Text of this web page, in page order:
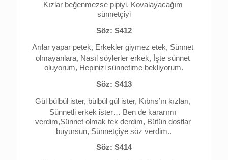
Kızlar beğenmezse pipiyi, Kovalayacağım
sünnetçiyi
Söz: S412
Arılar yapar petek, Erkekler giymez etek, Sünnet
olmayanlara, Nasıl söylerler erkek, İşte sünnet
oluyorum, Hepinizi sünnetime bekliyorum.
Söz: S413
Gül bülbül ister, bülbül gül ister, Kıbrıs’ın kızları,
Sünnetli erkek ister… Ben de kararımı
verdim,Sünnet olmak tek derdim, Bütün dostlar
buyursun, Sünnetçiye söz verdim..
Söz: S414